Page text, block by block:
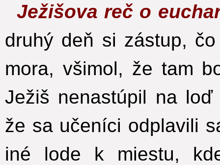
Ježišova reč o
druhý deň si zástup,
mora, všimol, že tam
Ježiš nenastúpil na
že sa učeníci odplavili
iné lode k miestu,